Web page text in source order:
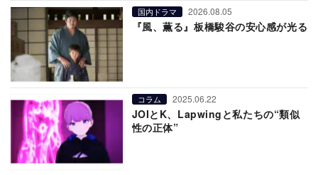
国内ドラマ 2026.08.05
『風、薫る』板橋駿谷の安心感が光る
コラム 2025.06.22
JOIとK、Lapwingと私たちの“類似
性の正体”